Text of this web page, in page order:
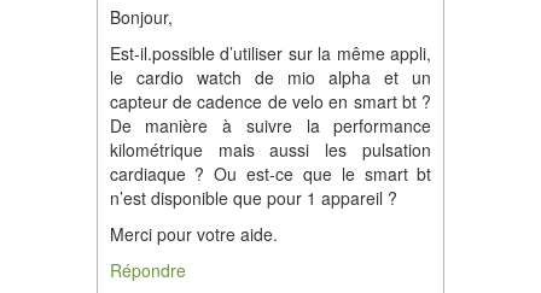
Bonjour,
Est-il.possible d’utiliser sur la même appli,
le cardio watch de mio alpha et un
capteur de cadence de velo en smart bt ?
De manière à suivre la performance
kilométrique mais aussi les pulsation
cardiaque ? Ou est-ce que le smart bt
n’est disponible que pour 1 appareil ?
Merci pour votre aide.
Répondre